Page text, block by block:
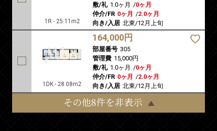
1R - 25.11m2
敷/礼 1.0ヶ月 /0ヶ月
仲介/FR 0ヶ月 /2.0ヶ月
向き/入居 北東/12月上旬
1DK - 28.08m2
164,000円
部屋番号 305
管理費 15,000円
敷/礼 1.0ヶ月 /0ヶ月
仲介/FR 0ヶ月 /2.0ヶ月
向き/入居 北東/12月上旬
その他8件を非表示